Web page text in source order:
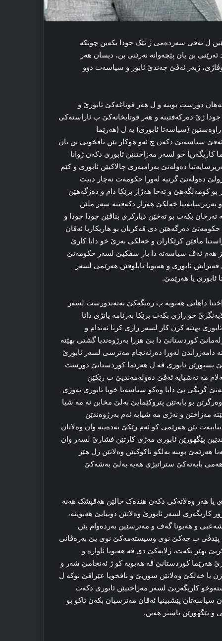
ل ئەڤی سەردەمی ژ ئێک جودا بکەین چونکە
بن یان پێچەوانە نەرێنى بن، دیسان هەر
ژبەر ئەڤێ چەندێ ئابور و سیاسەت دوو
دورست بوینە و ل هەر قوناغەکێ ئابورێ و
ژێ دەرکەفتینە و هەر قوتابخانەکێ ب ئاراستەکی
(سیاسەتا ئابورى) یە ل (هەرێما
سیاسەتێ دکەن چ ئەو هوکار یێن نافخویی بن یان
خو لسەر مەزاختنێن ئابورى دکەن ژوانا
دەولەتێ بەرامبەرى چالاکیێن ئابورى و کێم
دەولەتێ گرتیە لەورا حکومەت نەچار دبیت
کومەلگەهێ و تەخا هەژار برێکا دام و دەزگەهێن
بەرپرسایەتیا خەلکێ هەژار دکەڤیتە سەر ملێن
بکەت بو تەخێن دیارکرى بناڤێن جودا جودا و
دەرگەهێن دى ڤەکربان بو هاریکاریا ئەڤان
مافێن کرێکاران و خەلکى بەرێ خو دابا کارێ
بهێز هەم ئەڤ سیاسەتە دا بار سڤکیێ لسەر حکومەتێ
ئابورى و هەبونا ئابلوقێن هەرێمى لسەر
ئابوری یا هەرێمێ.
داهاتى هەبویە ب رەنگەکێ نەتەندورست لسەر
خو رازى بکەت برێکا بەرنامە یانژى دانا
بهێتە کرن کار لسەر رازى کرنا ئەندام و
کوردستانێ دا بێ هزرا بەرژوەندیا گشتى بهێتە
لەورا دەرئەنجام مەترسى لسەر ئابورێ
پسپورێن ئابورى ڤە ل هەرێما کوردستانێ دورست
مە نەشیایە ئەڤێ دەولەمەندیێ ب رێکێن
گرنگى پێ دابا وەکو سیاسەتا خویا ئابورى ئەوژى
بو بابەتێن پتروکێمایێ بەلێ مخابن نە مە شیا
مەزاختن و نەژى مە شیایە ئەم بەرژوەندێن
یێن هەرێمى کو ئەم رێکێ نەدەینە وان وەلاتان
پێگهورێن ئابورى مەژى کارتێن فشارێ لسەر وان
بوینە بەلکو ناکوکیێن وەلاتێن زل هێز
بابەتەکێ ستراتیژى هەیە بەلێ بەشەکێ
یا هەر وەلاتەکی دکەن هندەک خالێن هەڤپشک هەنە
کاریگەرى لسەر ئابورێ وەلاتێن دونیایێ هەبوینە،
و هەبونا گەف و مەترسێین بەردەوام یێن
پێدڤى ب چەکێ نوى وسیستەمەکێ نوی یێ بەرەڤانى
بهێز بکەت، ژلایەکێ دی ڤە هەبونا ئاوارە و
هەرێما کوردستانێ ڤە هەبویە کو ژ ئەنجامێ شەر و
یا خەلکێ وەلاتێن سوریێ و نافخویا عێراقێ نوکە ل
کاریگەریێ لسەر مەزاختیێن ئابورى دکەت
سیاسەتان پێشبینیا ئەڤان مەترسیان بکەن تاکو بو
پێگهورێن باشتر هەبن.